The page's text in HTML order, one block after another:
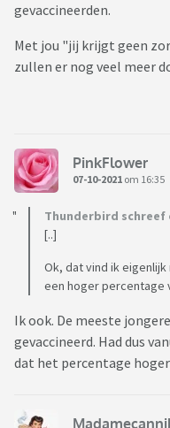
gevaccineerden.
Met jou "jij krijgt geen
zullen er nog veel meer
PinkFlower
07-10-2021 om 16:35
Thunderbird schreef
[..]
Ok, dat vind ik
een hoger percentage
Ik ook. De meeste
gevaccineerd. Had dus
dat het percentage